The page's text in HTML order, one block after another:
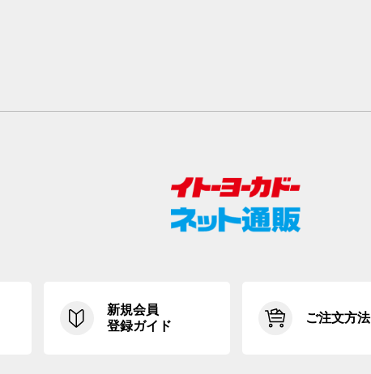
新規会員
登録ガイド
ご注文方法